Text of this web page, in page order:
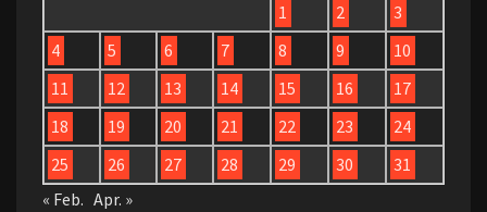
1
2
3
4
5 6 7 8 9
10
11
12 13 14 15 16
17
18
19 20 21 22 23
24
25
26 27 28 29 30
31
« Feb. Apr. »